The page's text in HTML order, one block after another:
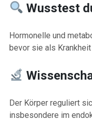
Wusstest
Hormonelle und
bevor sie als
Der Körper reguliert
insbesondere im